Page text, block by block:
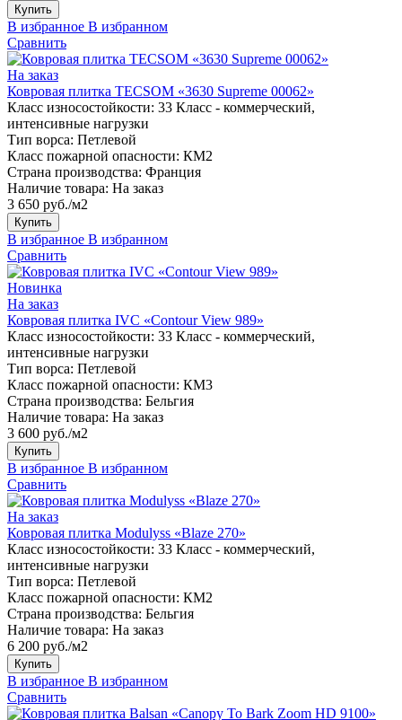
Купить
В избранное В избранном
Сравнить
На заказ
Ковровая плитка TECSOM «3630 Supreme 00062»
Класс износостойкости: 33 Класс - коммерческий,
интенсивные нагрузки
Тип ворса: Петлевой
Класс пожарной опасности: КМ2
Страна производства: Франция
Наличие товара: На заказ
3 650 руб./м2
Купить
В избранное В избранном
Сравнить
Новинка
На заказ
Ковровая плитка IVC «Contour View 989»
Класс износостойкости: 33 Класс - коммерческий,
интенсивные нагрузки
Тип ворса: Петлевой
Класс пожарной опасности: КМ3
Страна производства: Бельгия
Наличие товара: На заказ
3 600 руб./м2
Купить
В избранное В избранном
Сравнить
На заказ
Ковровая плитка Modulyss «Blaze 270»
Класс износостойкости: 33 Класс - коммерческий,
интенсивные нагрузки
Тип ворса: Петлевой
Класс пожарной опасности: КМ2
Страна производства: Бельгия
Наличие товара: На заказ
6 200 руб./м2
Купить
В избранное В избранном
Сравнить